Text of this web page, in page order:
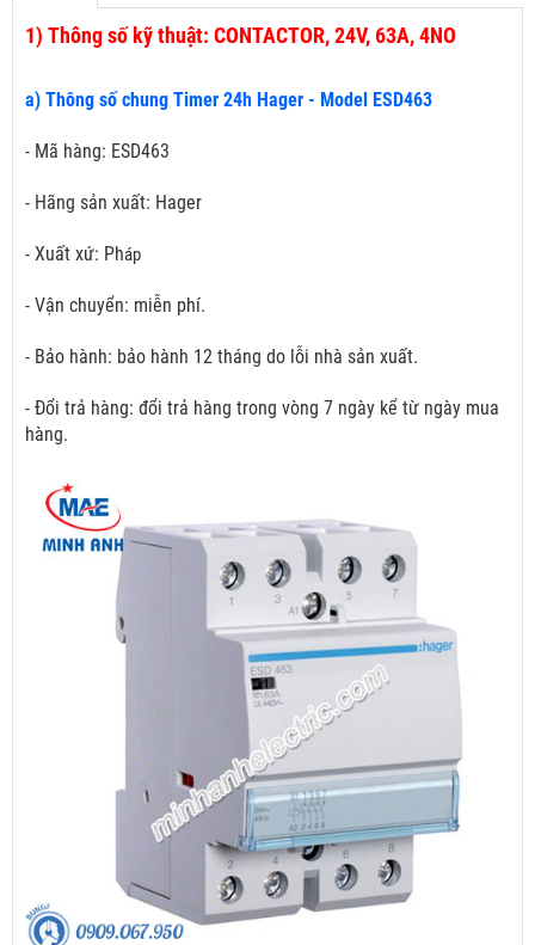
1) Thông số kỹ thuật: CONTACTOR, 24V, 63A, 4NO
a) Thông số chung Timer 24h Hager - Model ESD463
- Mã hàng: ESD463
- Hãng sản xuất: Hager
- Xuất xứ: Pháp
- Vận chuyển: miễn phí.
- Bảo hành: bảo hành 12 tháng do lỗi nhà sản xuất.
- Đổi trả hàng: đổi trả hàng trong vòng 7 ngày kể từ ngày mua
hàng.